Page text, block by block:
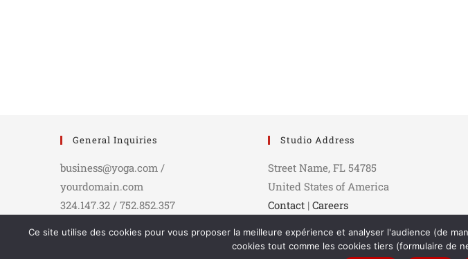
General Inquiries
business@yoga.com /
yourdomain.com
324.147.32 / 752.852.357
Studio Address
Street Name, FL 54785
United States of America
Contact | Careers
Ce site utilise des cookies pour vous proposer la meilleure expérience et analyser l'audience (de
cookies tout comme les cookies tiers (formulaire de